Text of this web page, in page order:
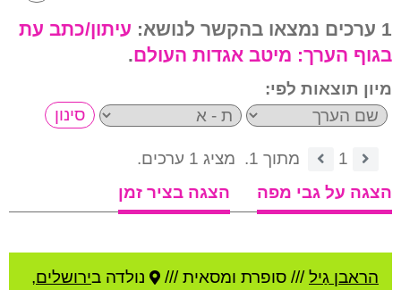
1 ערכים נמצאו בהקשר לנושא:
עיתון/כתב עת
בגוף הערך: מיטב אגדות העולם.
מיון תוצאות לפי:
1 מתוך 1.
מציג 1 ערכים.
הצגה על גבי מפה
הצגה בציר זמן
הראבן גַיל/// סופרת ומסאית /// נולדה בירושלים,